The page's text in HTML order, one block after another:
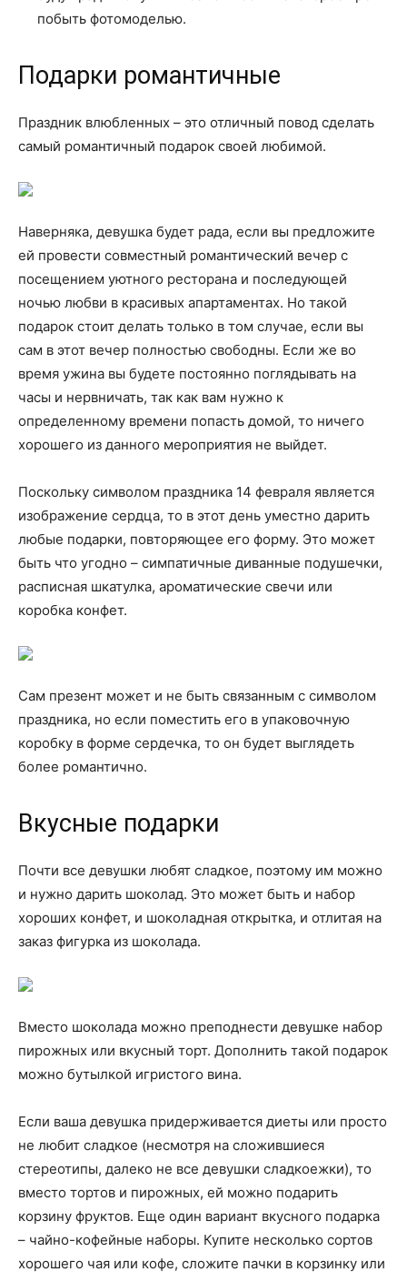
побыть фотомоделью.
Подарки романтичные
Праздник влюбленных – это отличный повод сделать
самый романтичный подарок своей любимой.
Наверняка, девушка будет рада, если вы предложите
ей провести совместный романтический вечер с
посещением уютного ресторана и последующей
ночью любви в красивых апартаментах. Но такой
подарок стоит делать только в том случае, если вы
сам в этот вечер полностью свободны. Если же во
время ужина вы будете постоянно поглядывать на
часы и нервничать, так как вам нужно к
определенному времени попасть домой, то ничего
хорошего из данного мероприятия не выйдет.
Поскольку символом праздника 14 февраля является
изображение сердца, то в этот день уместно дарить
любые подарки, повторяющее его форму. Это может
быть что угодно – симпатичные диванные подушечки,
расписная шкатулка, ароматические свечи или
коробка конфет.
Сам презент может и не быть связанным с символом
праздника, но если поместить его в упаковочную
коробку в форме сердечка, то он будет выглядеть
более романтично.
Вкусные подарки
Почти все девушки любят сладкое, поэтому им можно
и нужно дарить шоколад. Это может быть и набор
хороших конфет, и шоколадная открытка, и отлитая на
заказ фигурка из шоколада.
Вместо шоколада можно преподнести девушке набор
пирожных или вкусный торт. Дополнить такой подарок
можно бутылкой игристого вина.
Если ваша девушка придерживается диеты или просто
не любит сладкое (несмотря на сложившиеся
стереотипы, далеко не все девушки сладкоежки), то
вместо тортов и пирожных, ей можно подарить
корзину фруктов. Еще один вариант вкусного подарка
– чайно-кофейные наборы. Купите несколько сортов
хорошего чая или кофе, сложите пачки в корзинку или